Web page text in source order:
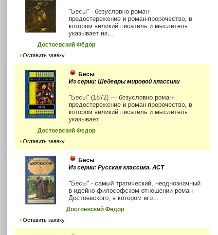
"Бесы" - безусловно роман-
предостережение и роман-пророчество, в
котором великий писатель и мыслитель
указывает на...
Достоевский Фёдор
Оставить заявку
Бесы
Из серии: Шедевры мировой классики
"Бесы" (1872) — безусловно роман-
предостережение и роман-пророчество, в
котором великий писатель и мыслитель
указывает...
Достоевский Федор
Оставить заявку
Бесы
Из серии: Русская классика. АСТ
"Бесы" - самый трагический, неоднозначный
в идейно-философском отношении роман
Достоевского, в котором его...
Достоевский Федор
Оставить заявку